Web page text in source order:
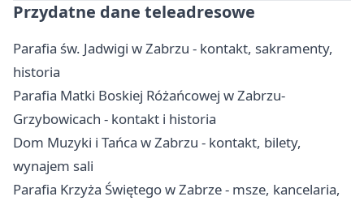
Przydatne dane teleadresowe
Parafia św. Jadwigi w Zabrzu - kontakt, sakramenty,
historia
Parafia Matki Boskiej Różańcowej w Zabrzu-
Grzybowicach - kontakt i historia
Dom Muzyki i Tańca w Zabrzu - kontakt, bilety,
wynajem sali
Parafia Krzyża Świętego w Zabrze - msze, kancelaria,